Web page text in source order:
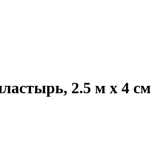
2.5 м х 4 см